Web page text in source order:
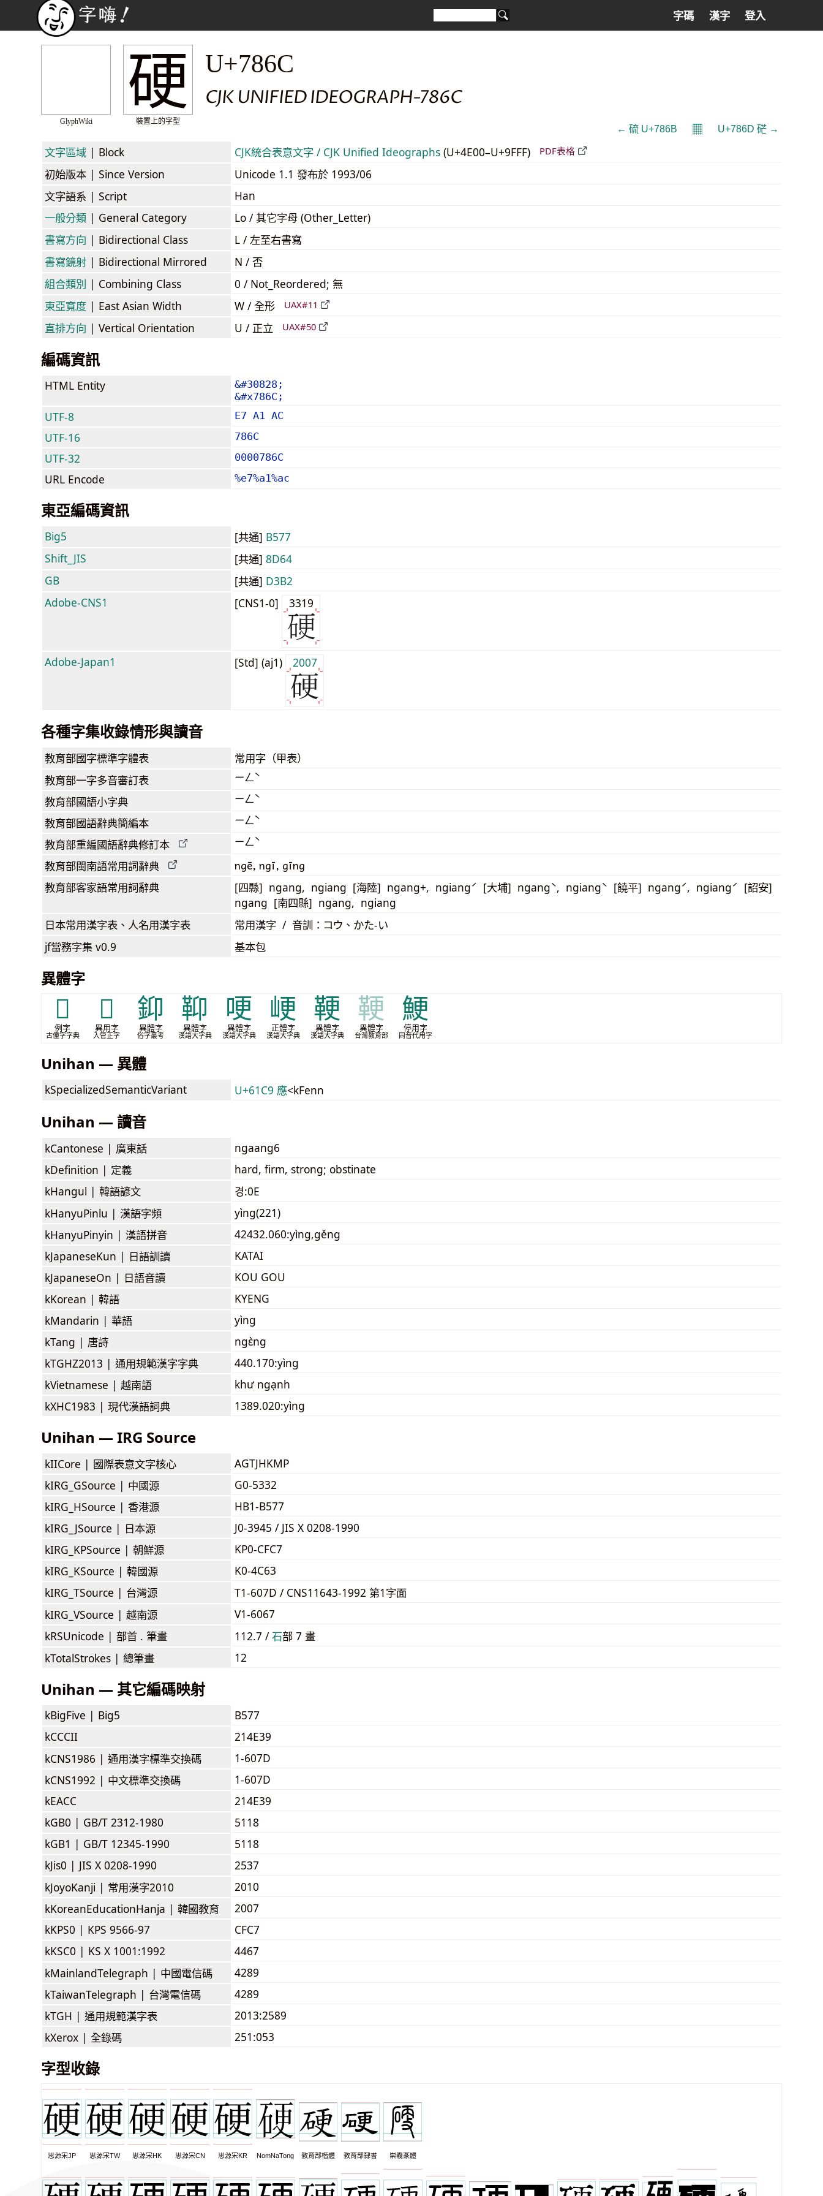
字碼 漢字 登入
GlyphWiki
硬
裝置上的字型
U+786C
CJK UNIFIED IDEOGRAPH-786C
← 硫 U+786B 𝄜 U+786D 硭 →
文字區域 | Block CJK統合表意文字 / CJK Unified Ideographs (U+4E00–U+9FFF) PDF表格
初始版本 | Since Version
Unicode 1.1 發布於 1993/06
文字語系 | Script
Han
一般分類 | General Category
Lo / 其它字母 (Other_Letter)
書寫方向 | Bidirectional Class
L / 左至右書寫
書寫鏡射 | Bidirectional Mirrored
N / 否
組合類別 | Combining Class
0 / Not_Reordered; 無
東亞寬度 | East Asian Width W / 全形 UAX#11
直排方向 | Vertical Orientation U / 正立 UAX#50
編碼資訊
HTML Entity
&#30828;
&#x786C;
UTF-8 E7 A1 AC
UTF-16 786C
UTF-32 0000786C
URL Encode %e7%a1%ac
東亞編碼資訊
Big5 [共通] B577
Shift_JIS
[共通] 8D64
GB
[共通] D3B2
Adobe-CNS1
[CNS1-0] 3319
Adobe-Japan1 [Std] (aj1) 2007
各種字集收錄情形與讀音
教育部國字標準字體表 常用字（甲表）
教育部一字多音審訂表 ㄧㄥˋ
教育部國語小字典 ㄧㄥˋ
教育部國語辭典簡編本 ㄧㄥˋ
教育部重編國語辭典修訂本 ㄧㄥˋ
教育部閩南語常用詞辭典 ngē, ngī, gīng
教育部客家語常用詞辭典
[四縣] ngang, ngiang [海陸] ngang+, ngiangˊ [大埔] ngangˋ, ngiangˋ [饒平] ngangˊ, ngiangˊ [詔安]
ngang [南四縣] ngang, ngiang
日本常用漢字表 、人名用漢字表 常用漢字 / 音訓：コウ、かた-い
jf當務字集 v0.9 基本包
異體字
𢙾
例字
古僮字字典
𥑷
異用字
入管正字
䤝
異體字
俗字叢考
䩕
異體字
漢語大字典
哽
異體字
漢語大字典
峺
正體字
漢語大字典
鞕
異體字
漢語大字典
鞕
異體字
台灣教育部
鯁
停用字
同音代用字
Unihan — 異體
kSpecializedSemanticVariant U+61C9 應<kFenn
Unihan — 讀音
kCantonese | 廣東話
ngaang6
kDefinition | 定義
hard, firm, strong; obstinate
kHangul | 韓語諺文
경:0E
kHanyuPinlu | 漢語字頻
yìng(221)
kHanyuPinyin | 漢語拼音
42432.060:yìng,gěng
kJapaneseKun | 日語訓讀
KATAI
kJapaneseOn | 日語音讀
KOU GOU
kKorean | 韓語
KYENG
kMandarin | 華語
yìng
kTang | 唐詩
ngɛ̀ng
kTGHZ2013 | 通用規範漢字字典
440.170:yìng
kVietnamese | 越南語
khư ngạnh
kXHC1983 | 現代漢語詞典 1389.020:yìng
Unihan — IRG Source
kIICore | 國際表意文字核心
AGTJHKMP
kIRG_GSource | 中國源
G0-5332
kIRG_HSource | 香港源
HB1-B577
kIRG_JSource | 日本源
J0-3945 / JIS X 0208-1990
kIRG_KPSource | 朝鮮源
KP0-CFC7
kIRG_KSource | 韓國源
K0-4C63
kIRG_TSource | 台灣源
T1-607D / CNS11643-1992 第1字面
kIRG_VSource | 越南源
V1-6067
kRSUnicode | 部首 . 筆畫 112.7 /⽯部 7 畫
kTotalStrokes | 總筆畫 12
Unihan — 其它編碼映射
kBigFive | Big5
B577
kCCCII
214E39
kCNS1986 | 通用漢字標準交換碼
1-607D
kCNS1992 | 中文標準交換碼
1-607D
kEACC
214E39
kGB0 | GB/T 2312-1980
5118
kGB1 | GB/T 12345-1990
5118
kJis0 | JIS X 0208-1990
2537
kJoyoKanji | 常用漢字2010
2010
kKoreanEducationHanja | 韓國教育
2007
kKPS0 | KPS 9566-97
CFC7
kKSC0 | KS X 1001:1992
4467
kMainlandTelegraph | 中國電信碼
4289
kTaiwanTelegraph | 台灣電信碼
4289
kTGH | 通用規範漢字表
2013:2589
kXerox | 全錄碼 251:053
字型收錄
思源宋JP 思源宋TW 思源宋HK 思源宋CN 思源宋KR NomNaTong 教育部楷體 教育部隸書 崇羲篆體